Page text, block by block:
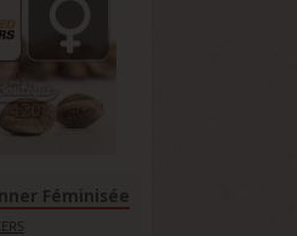
Féminisée